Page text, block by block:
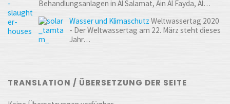
Behandlungsanlagen in Al Salamat, Ain Al Fayda, Al…
Wasser und Klimaschutz Weltwassertag 2020
- Der Weltwassertag am 22. März steht dieses
Jahr…
TRANSLATION / ÜBERSETZUNG DER SEITE